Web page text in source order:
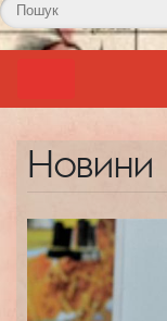
Новини